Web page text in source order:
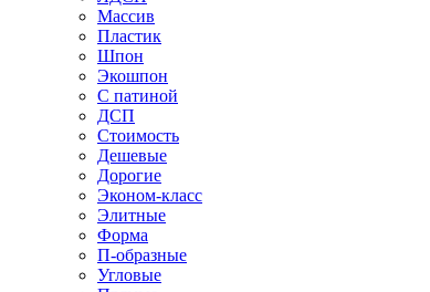
Массив
Пластик
Шпон
Экошпон
С патиной
ДСП
Стоимость
Дешевые
Дорогие
Эконом-класс
Элитные
Форма
П-образные
Угловые